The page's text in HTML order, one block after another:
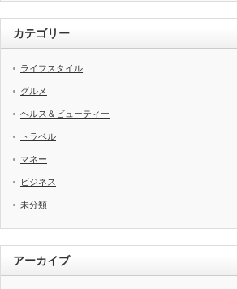
カテゴリー
ライフスタイル
グルメ
ヘルス＆ビューティー
トラベル
マネー
ビジネス
未分類
アーカイブ